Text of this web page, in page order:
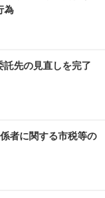
為
託先の見直しを完了
者に関する市税等の